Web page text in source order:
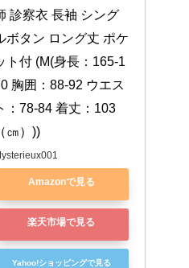
診察衣 長袖 シング
ボタン ロング丈 ポケ
ト付 (M(身長：165-1
胸囲：88-92 ウエス
：78-84 着丈：103
（㎝）))
Amazonで見る
楽天市場で見る
Yahoo!ショッピングで見る